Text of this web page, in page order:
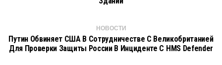
НОВОСТИ
Путин Обвиняет США В Сотрудничестве С Великобританией
Для Проверки Защиты России В Инциденте С HMS Defender